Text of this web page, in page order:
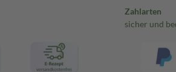
Zahlarten
sicher und